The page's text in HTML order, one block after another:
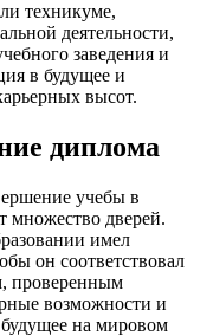
техникуме,
деятельности,
заведения и
в будущее и
высот.
диплома
учебы в
множество дверей.
имел
он соответствовал
проверенным
возможности и
будущее на мировом